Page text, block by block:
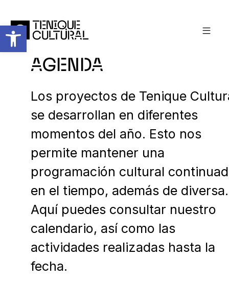
Abrir barra de herramientas
AGENDA
Los proyectos de Tenique
se desarrollan en diferentes
momentos del año. Esto nos
permite mantener una
programación cultural
en el tiempo, además de diversa.
Aquí puedes consultar nuestro
calendario, así como las
actividades realizadas hasta la
fecha.